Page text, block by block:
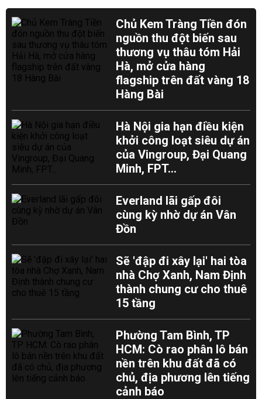
Chủ Kem Tràng Tiền đón
nguồn thu đột biến sau
thương vụ thâu tóm Hải
Hà, mở cửa hàng
flagship trên đất vàng 18
Hàng Bài
Hà Nội gia hạn điều kiện
khởi công loạt siêu dự án
của Vingroup, Đại Quang
Minh, FPT...
Everland lãi gấp đôi
cùng kỳ nhờ dự án Vân
Đồn
Sẽ 'đập đi xây lại' hai tòa
nhà Chợ Xanh, Nam Định
thành chung cư cho thuê
15 tầng
Phường Tam Bình, TP
HCM: Cò rao phân lô bán
nền trên khu đất đã có
chủ, địa phương lên tiếng
cảnh báo